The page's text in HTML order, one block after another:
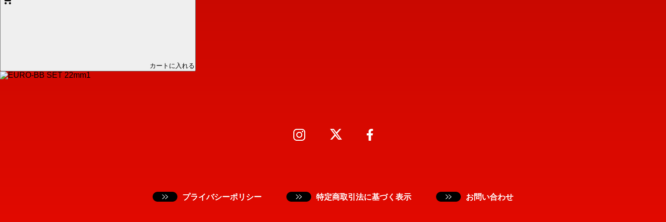
カートに入れる
プライバシーポリシー 特定商取引法に基づく表示 お問い合わせ